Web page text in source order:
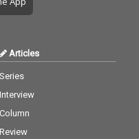
Articles
Series
Interview
Column
Review